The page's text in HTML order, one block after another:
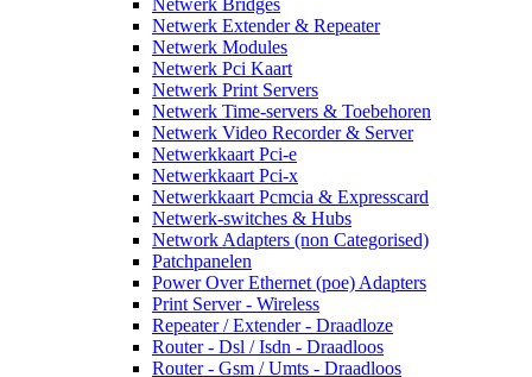
Netwerk Extender & Repeater
Netwerk Modules
Netwerk Pci Kaart
Netwerk Print Servers
Netwerk Time-servers & Toebehoren
Netwerk Video Recorder & Server
Netwerkkaart Pci-e
Netwerkkaart Pci-x
Netwerkkaart Pcmcia & Expresscard
Netwerk-switches & Hubs
Network Adapters (non Categorised)
Patchpanelen
Power Over Ethernet (poe) Adapters
Print Server - Wireless
Repeater / Extender - Draadloze
Router - Dsl / Isdn - Draadloos
Router - Gsm / Umts - Draadloos